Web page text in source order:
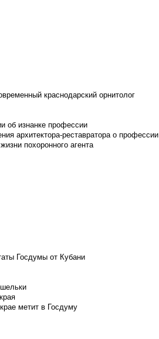
краснодарский орнитолог
об изнанке профессии
архитектора-реставратора о профессии
похоронного агента
Госдумы от Кубани
метит в Госдуму